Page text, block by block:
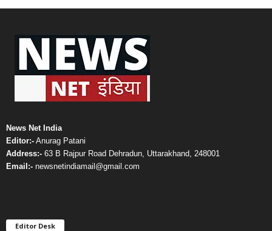
News Net India
Editor:- Anurag Patani
Address:- 63 B Rajpur Road Dehradun, Uttarakhand, 248001
Email:- newsnetindiamail@gmail.com
Editor Desk